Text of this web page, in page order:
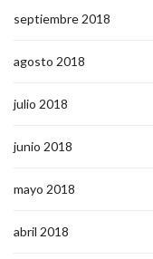
septiembre 2018
agosto 2018
julio 2018
junio 2018
mayo 2018
abril 2018